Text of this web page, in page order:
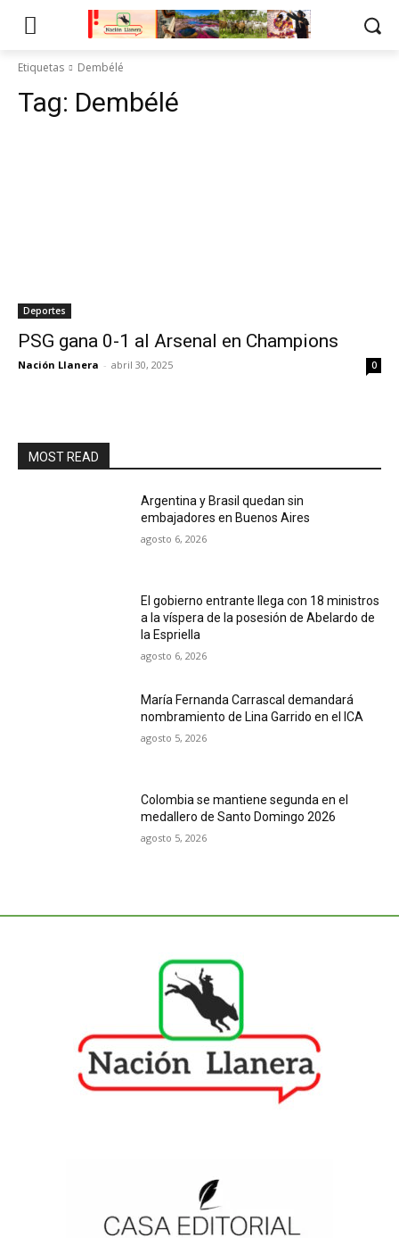
Etiquetas Dembélé
Tag: Dembélé
Deportes
PSG gana 0-1 al Arsenal en Champions
Nación Llanera - abril 30, 2025 0
MOST READ
Argentina y Brasil quedan sin
embajadores en Buenos Aires
agosto 6, 2026
El gobierno entrante llega con 18 ministros
a la víspera de la posesión de Abelardo de
la Espriella
agosto 6, 2026
María Fernanda Carrascal demandará
nombramiento de Lina Garrido en el ICA
agosto 5, 2026
Colombia se mantiene segunda en el
medallero de Santo Domingo 2026
agosto 5, 2026